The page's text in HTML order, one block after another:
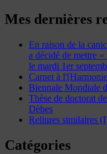
Mes dernières
En raison de la
a décidé de mettre «
le mardi 1er
Carnet à
Biennale Mondiale
Thèse de doctorat
Dèbes
Reliures similaires
Catégories